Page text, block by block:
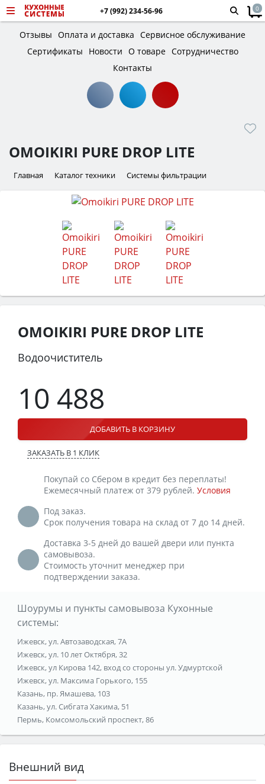
+7 (992) 234-56-96 0
Отзывы Оплата и доставка Сервисное обслуживание
Сертификаты
Новости О товаре Сотрудничество
Контакты
OMOIKIRI PURE DROP LITE
Главная Каталог техники Системы фильтрации
OMOIKIRI PURE DROP LITE
Водоочиститель
10 488
ДОБАВИТЬ В КОРЗИНУ
ЗАКАЗАТЬ В 1 КЛИК
Покупай со Сбером в кредит без переплаты!
Ежемесячный платеж от 379 рублей. Условия
Под заказ.
Срок получения товара на склад от 7 до 14 дней.
Доставка 3-5 дней до вашей двери или пункта
самовывоза.
Стоимость уточнит менеджер при
подтверждении заказа.
Шоурумы и пункты самовывоза Кухонные
системы:
Ижевск, ул. Автозаводская, 7А
Ижевск, ул. 10 лет Октября, 32
Ижевск, ул Кирова 142, вход со стороны ул. Удмуртской
Ижевск, ул. Максима Горького, 155
Казань, пр. Ямашева, 103
Казань, ул. Сибгата Хакима, 51
Пермь, Комсомольский проспект, 86
Внешний вид